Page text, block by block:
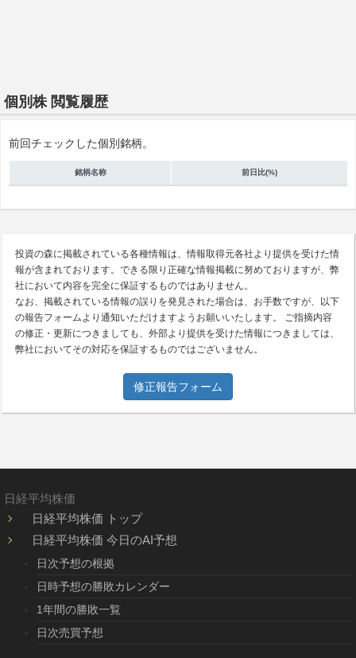
個別株 閲覧履歴
前回チェックした個別銘柄。
銘柄名称 前日比(%)
投資の森に掲載されている各種情報は、情報取得元各社より提供を受けた情
報が含まれております。できる限り正確な情報掲載に努めておりますが、弊
社において内容を完全に保証するものではありません。
なお、掲載されている情報の誤りを発見された場合は、お手数ですが、以下
の報告フォームより通知いただけますようお願いいたします。 ご指摘内容
の修正・更新につきましても、外部より提供を受けた情報につきましては、
弊社においてその対応を保証するものではございません。
修正報告フォーム
日経平均株価
日経平均株価 トップ
日経平均株価 今日のAI予想
日次予想の根拠
日時予想の勝敗カレンダー
1年間の勝敗一覧
日次売買予想